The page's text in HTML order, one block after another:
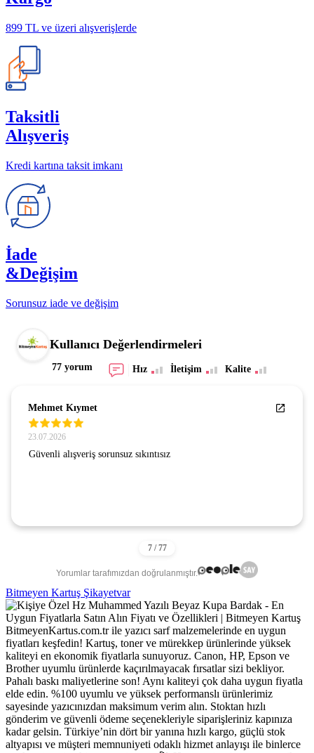
899 TL ve üzeri alışverişlerde
Taksitli
Alışveriş
Kredi kartına taksit imkanı
İade
&Değişim
Sorunsuz iade ve değişim
Kullanıcı Değerlendirmeleri
77 yorum Hız İletişim Kalite
Mehmet Kıymet
23.07.2026
Güvenli alışveriş sorunsuz sıkıntısız
Yorumlar tarafımızdan doğrulanmıştır.
Bitmeyen Kartuş Şikayetvar
BitmeyenKartus.com.tr ile yazıcı sarf malzemelerinde en uygun
fiyatları keşfedin! Kartuş, toner ve mürekkep ürünlerinde yüksek
kaliteyi en ekonomik fiyatlarla sunuyoruz. Canon, HP, Epson ve
Brother uyumlu ürünlerde kaçırılmayacak fırsatlar sizi bekliyor.
Pahalı baskı maliyetlerine son! Aynı kaliteyi çok daha uygun fiyatla
elde edin. %100 uyumlu ve yüksek performanslı ürünlerimiz
sayesinde yazıcınızdan maksimum verim alın. Stoktan hızlı
gönderim ve güvenli ödeme seçenekleriyle siparişleriniz kapınıza
kadar gelsin. Türkiye’nin dört bir yanına hızlı kargo, güçlü stok
altyapısı ve müşteri memnuniyeti odaklı hizmet anlayışı ile binlerce